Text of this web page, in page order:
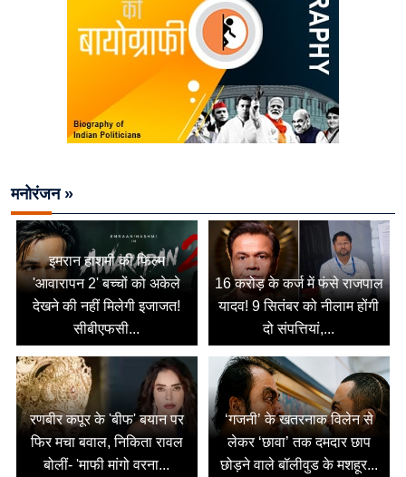
मनोरंजन »
इमरान हाशमी की फिल्म
'आवारापन 2' बच्चों को अकेले
देखने की नहीं मिलेगी इजाजत!
सीबीएफसी...
16 करोड़ के कर्ज में फंसे राजपाल
यादव! 9 सितंबर को नीलाम होंगी
दो संपत्तियां,...
रणबीर कपूर के 'बीफ' बयान पर
फिर मचा बवाल, निकिता रावल
बोलीं- 'माफी मांगो वरना...
‘गजनी’ के खतरनाक विलेन से
लेकर ‘छावा’ तक दमदार छाप
छोड़ने वाले बॉलीवुड के मशहूर...